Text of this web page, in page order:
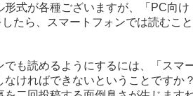
形式が各種ございますが、「PC向け
たら、スマートフォンでは読むこ
でも読めるようにするには、「スマ
なければできないということですか